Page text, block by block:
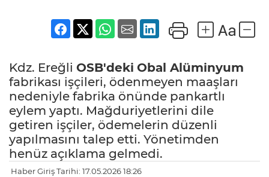
Kdz. Ereğli OSB'deki Obal Alüminyum
fabrikası işçileri, ödenmeyen maaşları
nedeniyle fabrika önünde pankartlı
eylem yaptı. Mağduriyetlerini dile
getiren işçiler, ödemelerin düzenli
yapılmasını talep etti. Yönetimden
henüz açıklama gelmedi.
Haber Giriş Tarihi: 17.05.2026 18:26